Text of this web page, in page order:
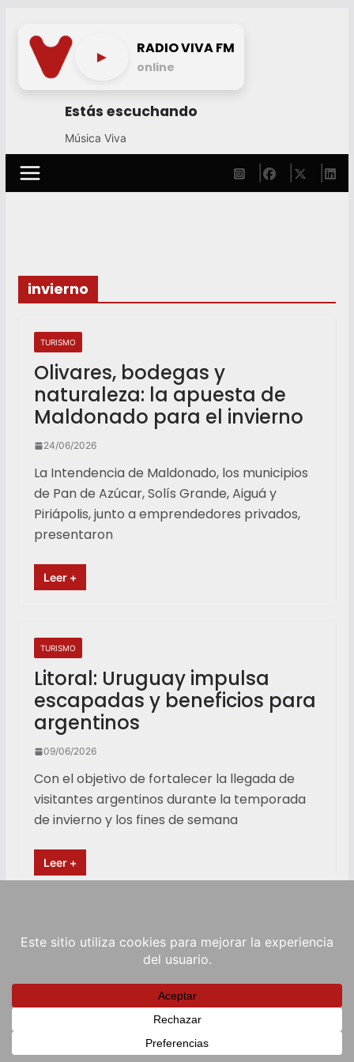
content
► RADIO VIVA FM
online
Estás escuchando
Música Viva
invierno
TURISMO
Olivares, bodegas y
naturaleza: la apuesta de
Maldonado para el invierno
24/06/2026
La Intendencia de Maldonado, los municipios
de Pan de Azúcar, Solís Grande, Aiguá y
Piriápolis, junto a emprendedores privados,
presentaron
Leer +
TURISMO
Litoral: Uruguay impulsa
escapadas y beneficios para
argentinos
09/06/2026
Con el objetivo de fortalecer la llegada de
visitantes argentinos durante la temporada
de invierno y los fines de semana
Leer +
RadioViva FM. Powered by